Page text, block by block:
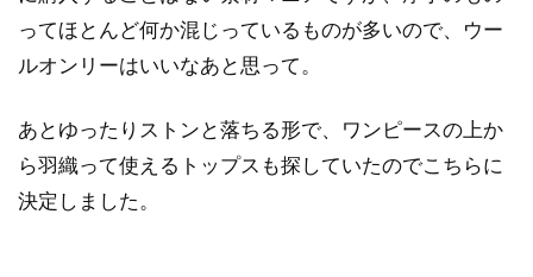
ってほとんど何か混じっているものが多いので、ウー
ルオンリーはいいなあと思って。
あとゆったりストンと落ちる形で、ワンピースの上か
ら羽織って使えるトップスも探していたのでこちらに
決定しました。